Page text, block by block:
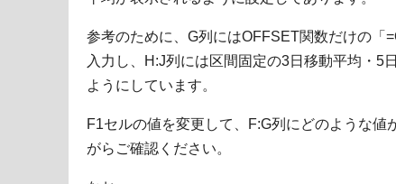
参考のために、G列にはOFFSET関数だけの「
入力し、H:J列には区間固定の3日移動平均・5
ようにしています。
F1セルの値を変更して、F:G列にどのような値
がらご確認ください。